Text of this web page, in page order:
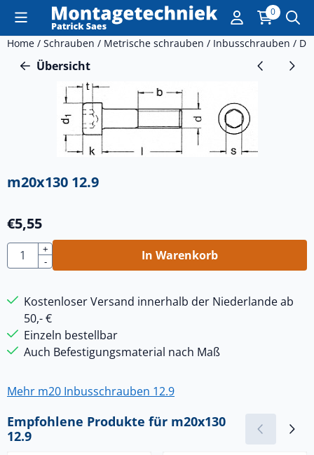
Cookie-Einstellungen sind derzeit geschlossen. 0
Home / Schrauben / Metrische schrauben / Inbusschrauben /
Übersicht
m20x130 12.9
€5,55
Anzahl
+
-
In Warenkorb
Kostenloser Versand innerhalb der Niederlande ab
50,- €
Einzeln bestellbar
Auch Befestigungsmaterial nach Maß
Mehr m20 Inbusschrauben 12.9
Empfohlene Produkte für m20x130
12.9